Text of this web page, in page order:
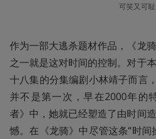
可笑又可耻
作为一部大逃杀题材作品，《龙
之一就是这对时间的控制。对于
十八集的分集编剧小林靖子而言
并不是第一次，早在2000年的
者》中，她就已经塑造了由时间
憾。在《龙骑》中尽管这条“时间